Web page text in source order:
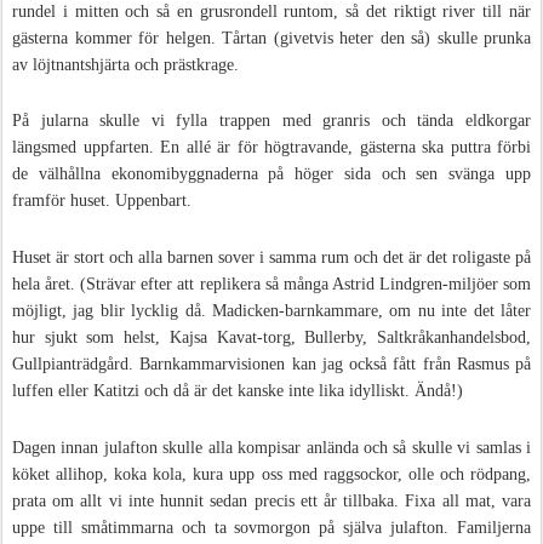
rundel i mitten och så en grusrondell runtom, så det riktigt river till när
gästerna kommer för helgen. Tårtan (givetvis heter den så) skulle prunka
av löjtnantshjärta och prästkrage.
På jularna skulle vi fylla trappen med granris och tända eldkorgar
längsmed uppfarten. En allé är för högtravande, gästerna ska puttra förbi
de välhållna ekonomibyggnaderna på höger sida och sen svänga upp
framför huset. Uppenbart.
Huset är stort och alla barnen sover i samma rum och det är det roligaste på
hela året. (Strävar efter att replikera så många Astrid Lindgren-miljöer som
möjligt, jag blir lycklig då. Madicken-barnkammare, om nu inte det låter
hur sjukt som helst, Kajsa Kavat-torg, Bullerby, Saltkråkanhandelsbod,
Gullpianträdgård. Barnkammarvisionen kan jag också fått från Rasmus på
luffen eller Katitzi och då är det kanske inte lika idylliskt. Ändå!)
Dagen innan julafton skulle alla kompisar anlända och så skulle vi samlas i
köket allihop, koka kola, kura upp oss med raggsockor, olle och rödpang,
prata om allt vi inte hunnit sedan precis ett år tillbaka. Fixa all mat, vara
uppe till småtimmarna och ta sovmorgon på själva julafton. Familjerna